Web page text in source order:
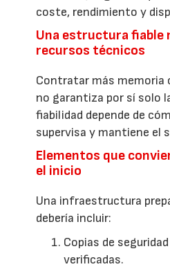
coste, rendimiento y
Una estructura fiable
recursos técnicos
Contratar más memoria
no garantiza por sí solo
fiabilidad depende de
supervisa y mantiene el
Elementos que
el inicio
Una infraestructura
debería incluir:
Copias de
verificadas.